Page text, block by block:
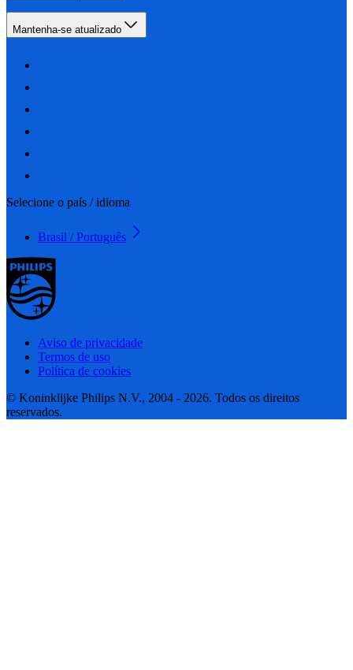
Mantenha-se atualizado
Selecione o país / idioma
Brasil / Português
Aviso de privacidade
Termos de uso
Política de cookies
© Koninklijke Philips N.V., 2004 - 2026. Todos os direitos
reservados.